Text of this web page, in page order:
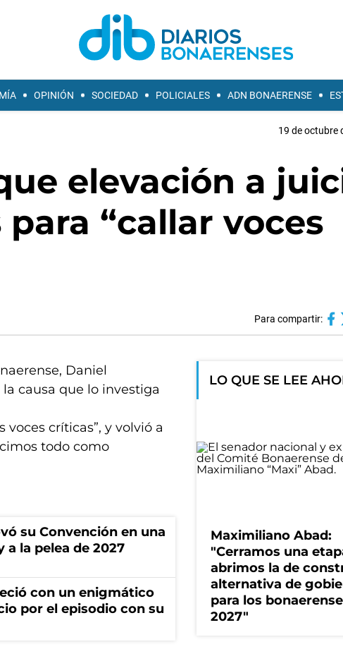
OPINIÓN SOCIEDAD POLICIALES ADN BONAERENSE
19 de octubre
elevación a
“callar voces
Para compartir:
Daniel
causa que lo investiga
críticas”, y volvió a
todo como
su Convención en una
la pelea de 2027
con un enigmático
por el episodio con su
LO QUE SE LEE
Maximiliano Abad:
"Cerramos una
abrimos la de
alternativa de
para los
2027"